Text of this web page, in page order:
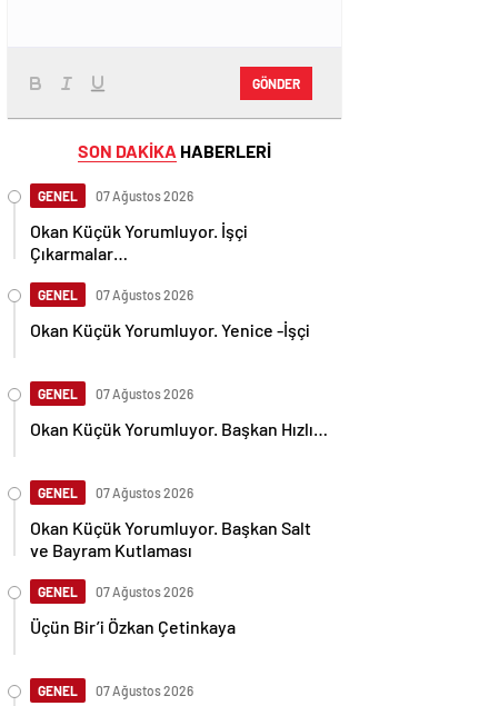
GÖNDER
SON DAKİKA HABERLERİ
GENEL 07 Ağustos 2026
Okan Küçük Yorumluyor. İşçi
Çıkarmalar…
GENEL 07 Ağustos 2026
Okan Küçük Yorumluyor. Yenice -İşçi
GENEL 07 Ağustos 2026
Okan Küçük Yorumluyor. Başkan Hızlı…
GENEL 07 Ağustos 2026
Okan Küçük Yorumluyor. Başkan Salt
ve Bayram Kutlaması
GENEL 07 Ağustos 2026
Üçün Bir’i Özkan Çetinkaya
GENEL 07 Ağustos 2026